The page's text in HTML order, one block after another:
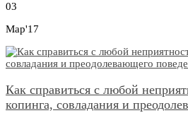
03
Мар'17
Как справиться с любой
копинга, совладания и